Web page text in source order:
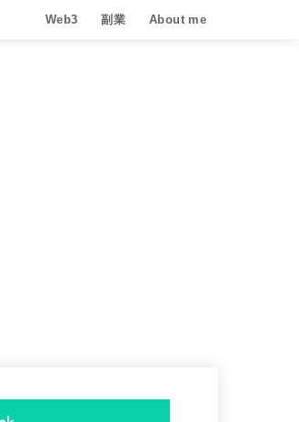
Web3 副業 About me